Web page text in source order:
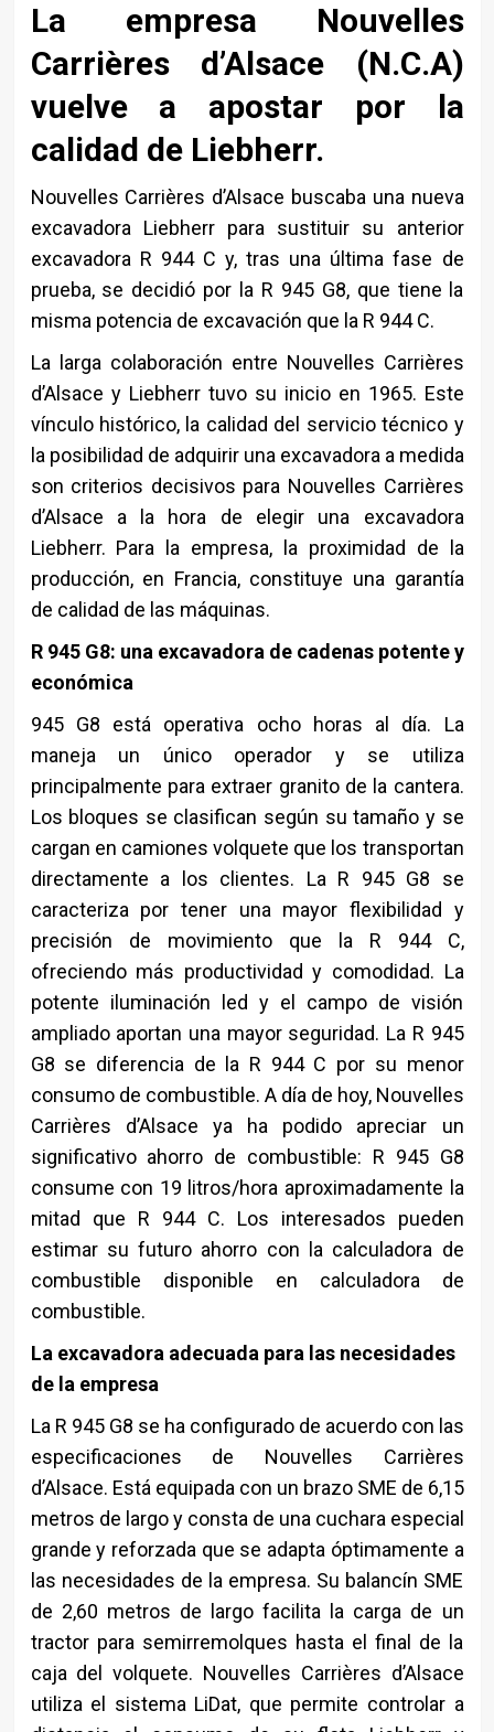
La empresa Nouvelles
Carrières d’Alsace (N.C.A)
vuelve a apostar por la
calidad de Liebherr.
Nouvelles Carrières d’Alsace buscaba una nueva
excavadora Liebherr para sustituir su anterior
excavadora R 944 C y, tras una última fase de
prueba, se decidió por la R 945 G8, que tiene la
misma potencia de excavación que la R 944 C.
La larga colaboración entre Nouvelles Carrières
d’Alsace y Liebherr tuvo su inicio en 1965. Este
vínculo histórico, la calidad del servicio técnico y
la posibilidad de adquirir una excavadora a medida
son criterios decisivos para Nouvelles Carrières
d’Alsace a la hora de elegir una excavadora
Liebherr. Para la empresa, la proximidad de la
producción, en Francia, constituye una garantía
de calidad de las máquinas.
R 945 G8: una excavadora de cadenas potente y
económica
945 G8 está operativa ocho horas al día. La
maneja un único operador y se utiliza
principalmente para extraer granito de la cantera.
Los bloques se clasifican según su tamaño y se
cargan en camiones volquete que los transportan
directamente a los clientes. La R 945 G8 se
caracteriza por tener una mayor flexibilidad y
precisión de movimiento que la R 944 C,
ofreciendo más productividad y comodidad. La
potente iluminación led y el campo de visión
ampliado aportan una mayor seguridad. La R 945
G8 se diferencia de la R 944 C por su menor
consumo de combustible. A día de hoy, Nouvelles
Carrières d’Alsace ya ha podido apreciar un
significativo ahorro de combustible: R 945 G8
consume con 19 litros/hora aproximadamente la
mitad que R 944 C. Los interesados pueden
estimar su futuro ahorro con la calculadora de
combustible disponible en calculadora de
combustible.
La excavadora adecuada para las necesidades
de la empresa
La R 945 G8 se ha configurado de acuerdo con las
especificaciones de Nouvelles Carrières
d’Alsace. Está equipada con un brazo SME de 6,15
metros de largo y consta de una cuchara especial
grande y reforzada que se adapta óptimamente a
las necesidades de la empresa. Su balancín SME
de 2,60 metros de largo facilita la carga de un
tractor para semirremolques hasta el final de la
caja del volquete. Nouvelles Carrières d’Alsace
utiliza el sistema LiDat, que permite controlar a